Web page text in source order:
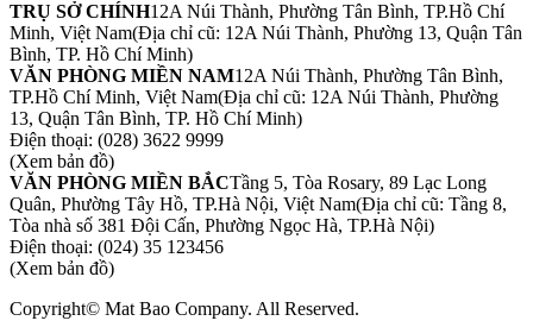
TRỤ SỞ CHÍNH12A Núi Thành, Phường Tân Bình, TP.Hồ Chí
Minh, Việt Nam(Địa chỉ cũ: 12A Núi Thành, Phường 13, Quận Tân
Bình, TP. Hồ Chí Minh)
VĂN PHÒNG MIỀN NAM12A Núi Thành, Phường Tân Bình,
TP.Hồ Chí Minh, Việt Nam(Địa chỉ cũ: 12A Núi Thành, Phường
13, Quận Tân Bình, TP. Hồ Chí Minh)
Điện thoại: (028) 3622 9999
(Xem bản đồ)
VĂN PHÒNG MIỀN BẮCTầng 5, Tòa Rosary, 89 Lạc Long
Quân, Phường Tây Hồ, TP.Hà Nội, Việt Nam(Địa chỉ cũ: Tầng 8,
Tòa nhà số 381 Đội Cấn, Phường Ngọc Hà, TP.Hà Nội)
Điện thoại: (024) 35 123456
(Xem bản đồ)
Copyright© Mat Bao Company. All Reserved.